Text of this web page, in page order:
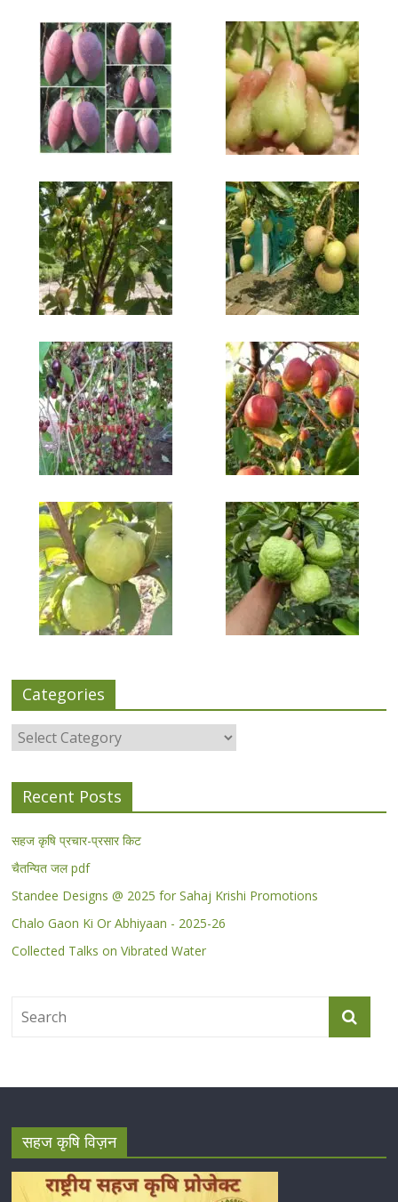
Categories
Categories
Recent Posts
सहज कृषि प्रचार-प्रसार किट
चैतन्यित जल pdf
Standee Designs @ 2025 for Sahaj Krishi Promotions
Chalo Gaon Ki Or Abhiyaan - 2025-26
Collected Talks on Vibrated Water
सहज कृषि विज़न